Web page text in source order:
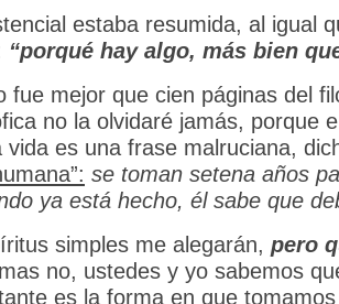
estaba resumida, al igual
“porqué hay algo, más bien
fue mejor que cien páginas del
no la olvidaré jamás, porque
vida es una frase malruciana,
se toman setena años
ya está hecho, él sabe que
simples me alegarán, pero
mas no, ustedes y yo sabemos
es la forma en que